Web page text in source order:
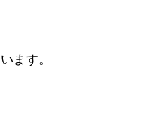
ます。